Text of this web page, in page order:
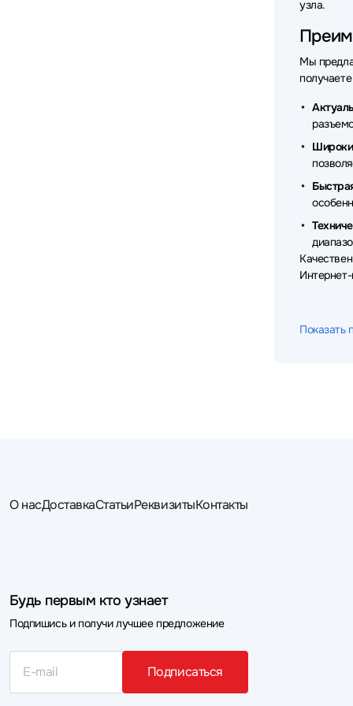
узла.
Мы
Показать
О насДоставкаСтатьиРеквизитыКонтакты
Будь первым кто узнает
Подпишись и получи лучшее предложение
Подписаться